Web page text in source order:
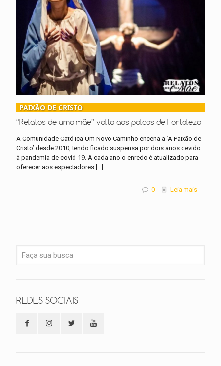
PAIXÃO DE CRISTO
“Relatos de uma mãe” volta aos palcos de Fortaleza
A Comunidade Católica Um Novo Caminho encena a ‘A Paixão de
Cristo’ desde 2010, tendo ficado suspensa por dois anos devido
à pandemia de covid-19. A cada ano o enredo é atualizado para
oferecer aos espectadores […]
0 Leia mais
REDES SOCIAIS